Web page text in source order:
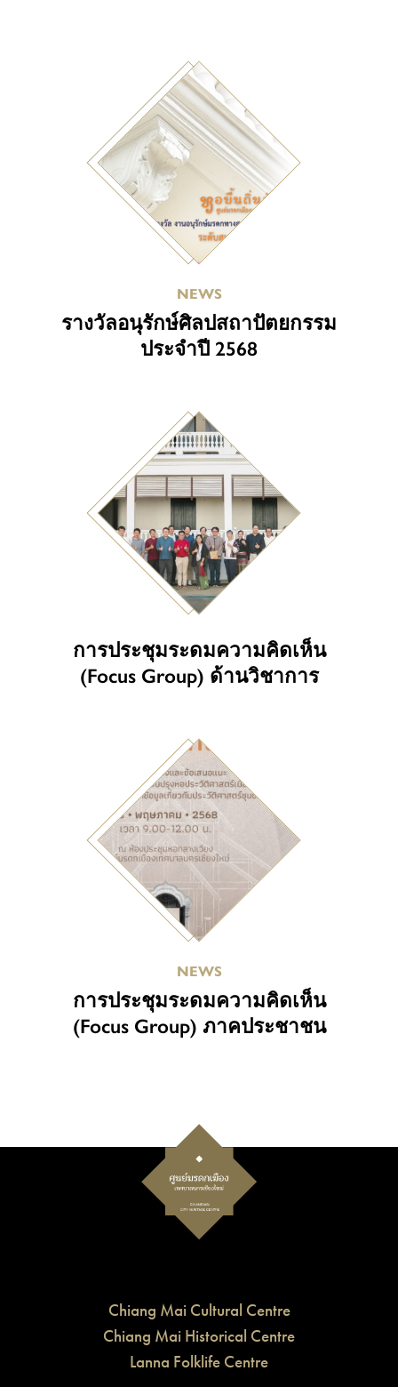
NEWS
รางวัลอนุรักษ์ศิลปสถาปัตยกรรม
ประจำปี 2568
การประชุมระดมความคิดเห็น
(Focus Group) ด้านวิชาการ
NEWS
การประชุมระดมความคิดเห็น
(Focus Group) ภาคประชาชน
Chiang Mai Cultural Centre
Chiang Mai Historical Centre
Lanna Folklife Centre